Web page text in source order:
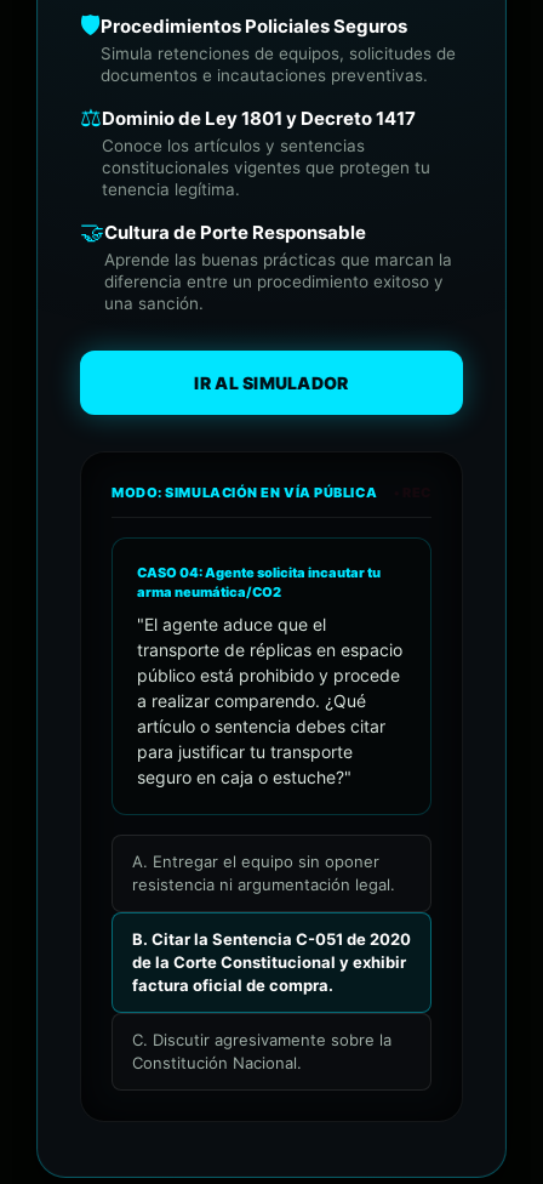
🛡️Procedimientos Policiales Seguros
Simula retenciones de equipos, solicitudes de
documentos e incautaciones preventivas.
⚖️Dominio de Ley 1801 y Decreto 1417
Conoce los artículos y sentencias
constitucionales vigentes que protegen tu
tenencia legítima.
🤝Cultura de Porte Responsable
Aprende las buenas prácticas que marcan la
diferencia entre un procedimiento exitoso y
una sanción.
IR AL SIMULADOR
MODO: SIMULACIÓN EN VÍA PÚBLICA
CASO 04: Agente solicita incautar tu
arma neumática/CO2
"El agente aduce que el
transporte de réplicas en espacio
público está prohibido y procede
a realizar comparendo. ¿Qué
artículo o sentencia debes citar
para justificar tu transporte
seguro en caja o estuche?"
A. Entregar el equipo sin oponer
resistencia ni argumentación legal.
B. Citar la Sentencia C-051 de 2020
de la Corte Constitucional y exhibir
factura oficial de compra.
C. Discutir agresivamente sobre la
Constitución Nacional.